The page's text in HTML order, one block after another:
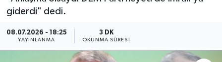
giderdi" dedi.
08.07.2026 - 18:25
YAYINLANMA
3 DK
OKUNMA SÜRESI